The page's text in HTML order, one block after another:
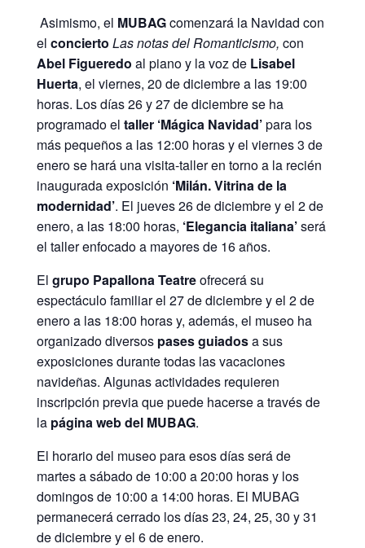
Asimismo, el MUBAGcomenzará la Navidad con
el concierto Las notas del Romanticismo, con
Abel Figueredo al piano y la voz deLisabel
Huerta, el viernes, 20 de diciembre a las 19:00
horas. Los días 26 y 27 de diciembre se ha
programado el taller ‘Mágica Navidad’para los
más pequeños a las 12:00 horas y el viernes 3 de
enero se hará una visita-taller en torno a la recién
inaugurada exposición ‘Milán. Vitrina de la
modernidad’. El jueves 26 de diciembre y el 2 de
enero, a las 18:00 horas, ‘Elegancia italiana’será
el taller enfocado a mayores de 16 años.
El grupo Papallona Teatreofrecerá su
espectáculo familiar el 27 de diciembre y el 2 de
enero a las 18:00 horas y, además, el museo ha
organizado diversos pases guiadosa sus
exposiciones durante todas las vacaciones
navideñas. Algunas actividades requieren
inscripción previa que puede hacerse a través de
la página web del MUBAG.
El horario del museo para esos días será de
martes a sábado de 10:00 a 20:00 horas y los
domingos de 10:00 a 14:00 horas. El MUBAG
permanecerá cerrado los días 23, 24, 25, 30 y 31
de diciembre y el 6 de enero.